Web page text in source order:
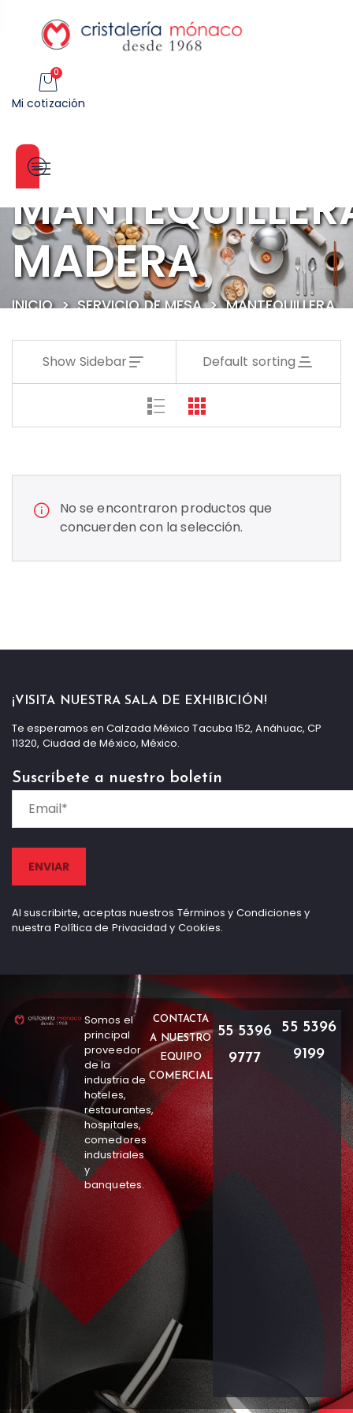
0
Mi cotización
Categorías
MADERA
INICIO>SERVICIO DE MESA>MANTEQUILLERA
Show Sidebar Default sorting
No se encontraron productos que
concuerden con la selección.
¡VISITA NUESTRA SALA DE EXHIBICIÓN!
Te esperamos en Calzada México Tacuba 152, Anáhuac, CP
11320, Ciudad de México, México.
Suscríbete a nuestro boletín
Al suscribirte, aceptas nuestros Términos y Condiciones y
nuestra Política de Privacidad y Cookies.
Somos el
principal
proveedor
de la
industria de
hoteles,
restaurantes,
hospitales,
comedores
industriales
y
banquetes.
CONTACTA
A NUESTRO
EQUIPO
COMERCIAL
55 5396
9777
55 5396
9199